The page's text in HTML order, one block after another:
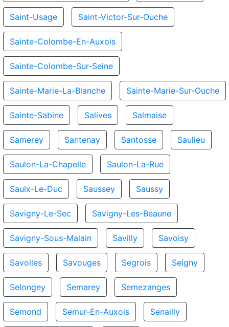
Saint-Usage Saint-Victor-Sur-Ouche
Sainte-Colombe-En-Auxois
Sainte-Colombe-Sur-Seine
Sainte-Marie-La-Blanche Sainte-Marie-Sur-Ouche
Sainte-Sabine Salives Salmaise
Samerey Santenay Santosse Saulieu
Saulon-La-Chapelle Saulon-La-Rue
Saulx-Le-Duc Saussey Saussy
Savigny-Le-Sec Savigny-Les-Beaune
Savigny-Sous-Malain Savilly Savoisy
Savolles Savouges Segrois Seigny
Selongey Semarey Semezanges
Semond Semur-En-Auxois Senailly